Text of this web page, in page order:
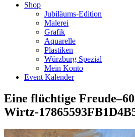
Shop
Jubiläums-Edition
Malerei
Grafik
Aquarelle
Plastiken
Würzburg Spezial
Mein Konto
Event Kalender
Eine flüchtige
Wirtz-